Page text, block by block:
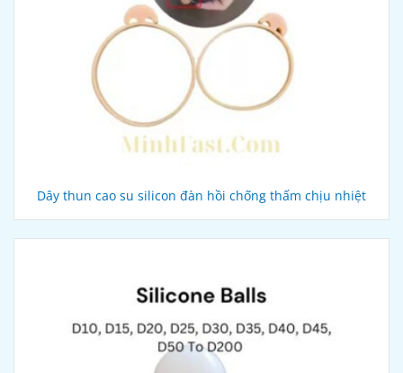
Dây thun cao su silicon đàn hồi chống thấm chịu nhiệt